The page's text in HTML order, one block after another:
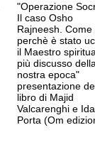
"Operazione
Il caso Osho
Rajneesh. Come
perchè è stato
il Maestro
più discusso
nostra epoca"
presentazione
libro di Majid
Valcarenghi e Ida
Porta (Om